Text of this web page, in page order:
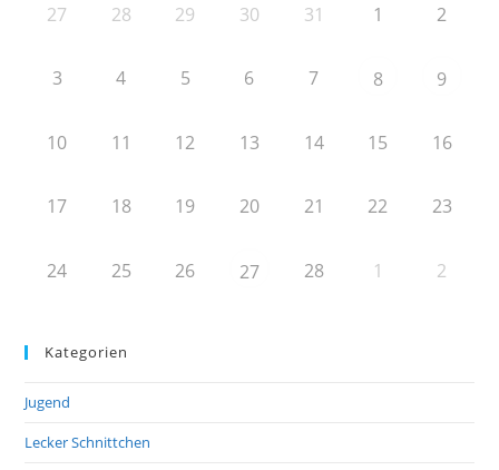
27 28 29 30 31 1 2
3 4 5 6 7 8 9
10 11 12 13 14 15 16
17 18 19 20 21 22 23
24 25 26 27 28 1 2
Kategorien
Jugend
Lecker Schnittchen